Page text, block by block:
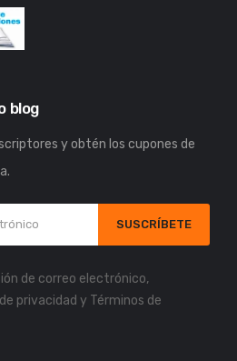
blog
y obtén los cupones de
SUSCRÍBETE
de correo electrónico,
privacidad y Términos de